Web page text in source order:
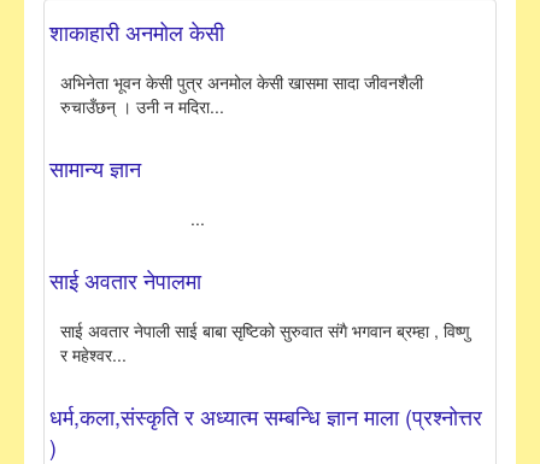
शाकाहारी अनमोल केसी
अभिनेता भूवन केसी पुत्र अनमोल केसी खासमा सादा जीवनशैली
रुचाउँछन् । उनी न मदिरा...
सामान्य ज्ञान
...
साई अवतार नेपालमा
साई अवतार नेपाली साई बाबा सृष्टिको सुरुवात संगै भगवान ब्रम्हा , विष्णु
र महेश्वर...
धर्म,कला,संस्कृति र अध्यात्म सम्बन्धि ज्ञान माला (प्रश्नोत्तर
)